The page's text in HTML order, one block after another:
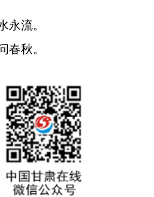
永流。
春秋。